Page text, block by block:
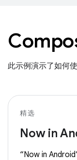
此示例演示了如何
精选
Now in
“Now in